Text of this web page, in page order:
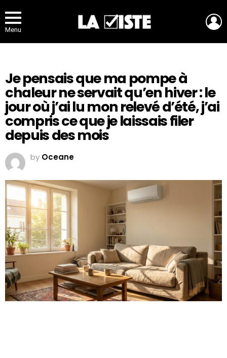
Menu
Je pensais que ma pompe à
chaleur ne servait qu’en hiver : le
jour où j’ai lu mon relevé d’été, j’ai
compris ce que je laissais filer
depuis des mois
by Oceane